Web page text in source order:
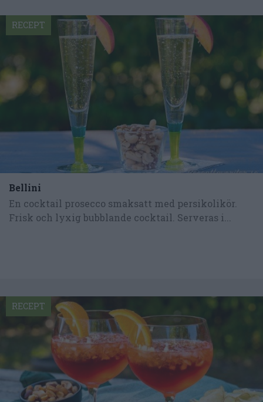
Bellini
En cocktail prosecco smaksatt med persikolikör.
Frisk och lyxig bubblande cocktail. Serveras i...
RECEPT
RECEPT